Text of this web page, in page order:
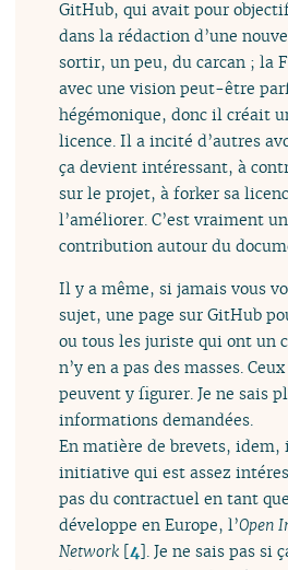
GitHub, qui avait pour
dans la rédaction d’une
sortir, un peu, du carcan ; la
avec une vision peut-être
hégémonique, donc il créait
licence. Il a incité d’autres
ça devient intéressant, à
sur le projet, à forker sa
l’améliorer. C’est vraiment
contribution autour du
Il y a même, si jamais vous
sujet, une page sur GitHub
ou tous les juriste qui ont un
n’y en a pas des masses.
peuvent y figurer. Je ne sais
informations demandées.
En matière de brevets, idem,
initiative qui est assez
pas du contractuel en tant
développe en Europe, l’Open
Network [4] . Je ne sais pas si